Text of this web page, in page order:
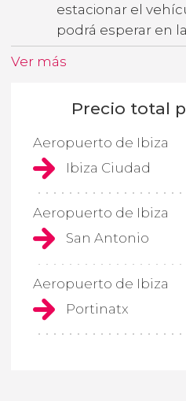
estacionar el
podrá esperar en
Ver más
Precio total
Aeropuerto de Ibiza
Ibiza Ciudad
Aeropuerto de Ibiza
San Antonio
Aeropuerto de Ibiza
Portinatx